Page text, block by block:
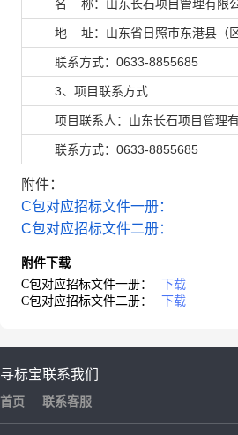
名 称： 山东长石项目管理有限
地 址：山东省日照市东港县（区
联系方式：0633-8855685
3、项目联系方式
项目联系人：山东长石项目管理有
联系方式：0633-8855685
附件：
C包对应招标文件一册：
C包对应招标文件二册：
附件下载
C包对应招标文件一册：
下载
C包对应招标文件二册：
下载
寻标宝
首页
联系我们
联系客服